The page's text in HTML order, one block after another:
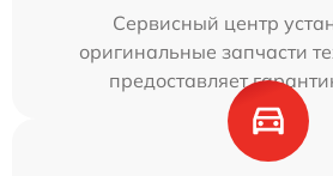
Сервисный центр
оригинальные запчасти
предоставляет